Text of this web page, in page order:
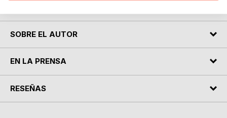
SOBRE EL AUTOR
EN LA PRENSA
RESEÑAS